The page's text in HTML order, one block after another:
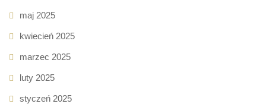
maj 2025
kwiecień 2025
marzec 2025
luty 2025
styczeń 2025